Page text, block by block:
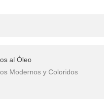
de negras africanas?
surrealista
al Óleo
Modernos y Coloridos